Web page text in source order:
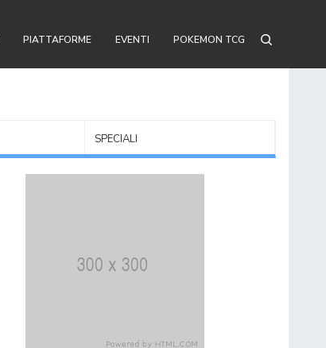
PIATTAFORME EVENTI POKEMON TCG
SPECIALI